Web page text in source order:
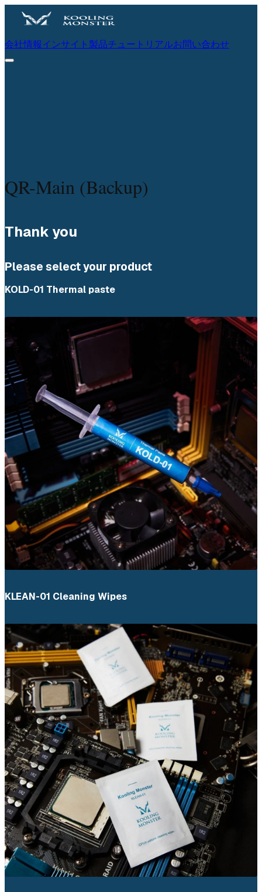
会社情報インサイト製品チュートリアルお問い合わせ
QR-Main (Backup)
Thank you
Please select your product
KOLD-01 Thermal paste
KLEAN-01 Cleaning Wipes